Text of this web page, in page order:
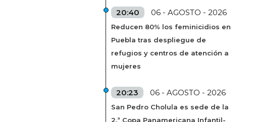
20:40 06 - AGOSTO - 2026
Reducen 80% los feminicidios en
Puebla tras despliegue de
refugios y centros de atención a
mujeres
20:23 06 - AGOSTO - 2026
San Pedro Cholula es sede de la
2.ª Copa Panamericana Infantil-